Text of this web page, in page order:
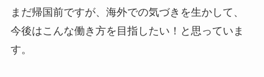
まだ帰国前ですが、海外での気づきを生かして、
今後はこんな働き方を目指したい！と思っていま
す。